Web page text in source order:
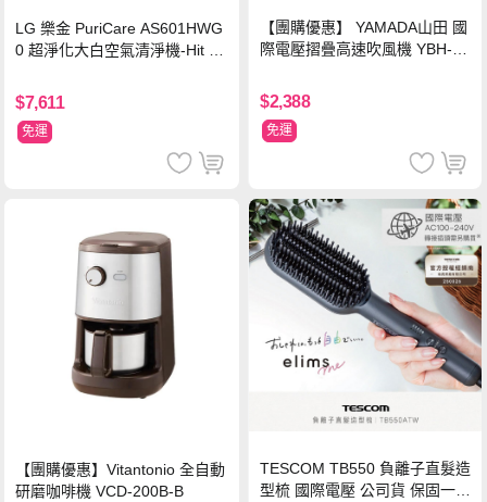
LG 樂金 PuriCare AS601HWG
0 超淨化大白空氣清淨機-Hit 18
$7,611
免運
【團購優惠】 YAMADA山田 國
際電壓摺疊高速吹風機 YBH-12
$2,388
免運
【團購優惠】Vitantonio 全自動
研磨咖啡機 VCD-200B-B
TESCOM TB550 負離子直髮造
型梳 國際電壓 公司貨 保固一年